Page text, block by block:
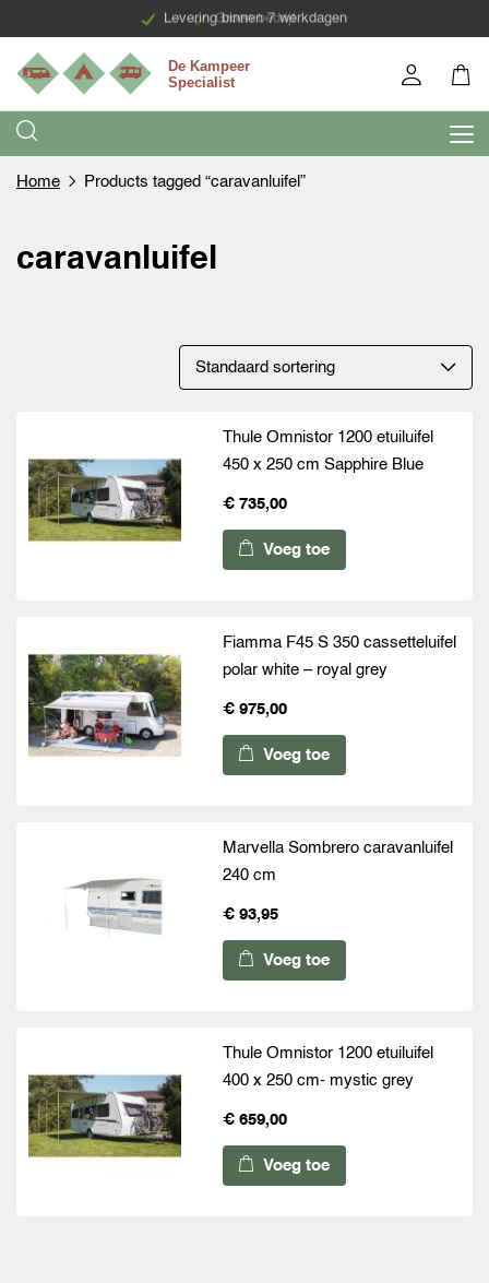
Groen bedrijf
Levering binnen 7 werkdagen
Home Products tagged “caravanluifel”
caravanluifel
Thule Omnistor 1200 etuiluifel
450 x 250 cm Sapphire Blue
€ 735,00
Voeg toe
Fiamma F45 S 350 cassetteluifel
polar white – royal grey
€ 975,00
Voeg toe
Marvella Sombrero caravanluifel
240 cm
€ 93,95
Voeg toe
Thule Omnistor 1200 etuiluifel
400 x 250 cm- mystic grey
€ 659,00
Voeg toe